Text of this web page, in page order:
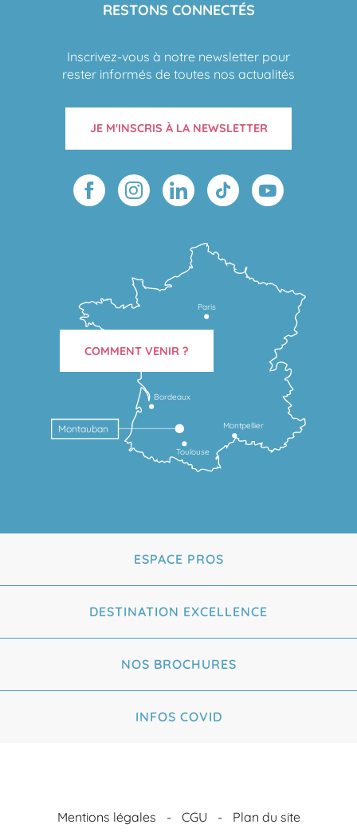
RESTONS CONNECTÉS
Inscrivez-vous à notre newsletter pour
rester informés de toutes nos actualités
JE M'INSCRIS À LA NEWSLETTER
Toulouse
Montpellier
Bordeaux
Montauban
Paris
COMMENT VENIR ?
ESPACE PROS
DESTINATION EXCELLENCE
NOS BROCHURES
INFOS COVID
Mentions légales CGU
Plan du site